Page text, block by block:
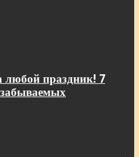
любой праздник! 7